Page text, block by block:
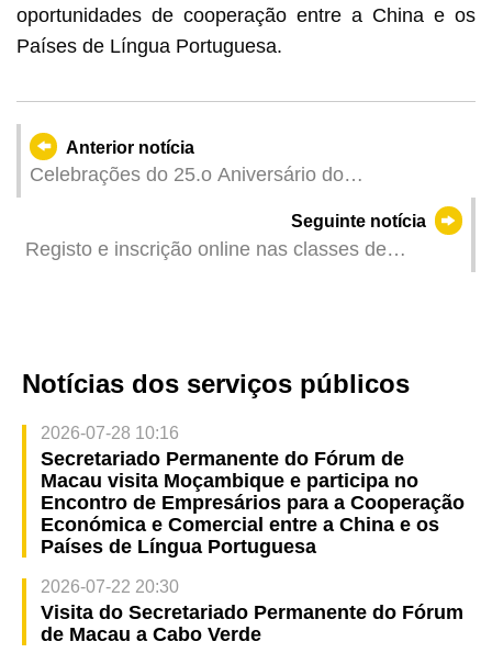
oportunidades de cooperação entre a China e os
Países de Língua Portuguesa.
Anterior notícia
Celebrações do 25.o Aniversário do
Internacionais de Barcos-Dragão de Macau 2024
– Cerimónia de bênção
Seguinte notícia
Registo e inscrição online nas classes de
Notícias dos serviços públicos
2026-07-28 10:16
Secretariado Permanente do Fórum de
Macau visita Moçambique e participa no
Encontro de Empresários para a Cooperação
Económica e Comercial entre a China e os
Países de Língua Portuguesa
2026-07-22 20:30
Visita do Secretariado Permanente do Fórum
de Macau a Cabo Verde